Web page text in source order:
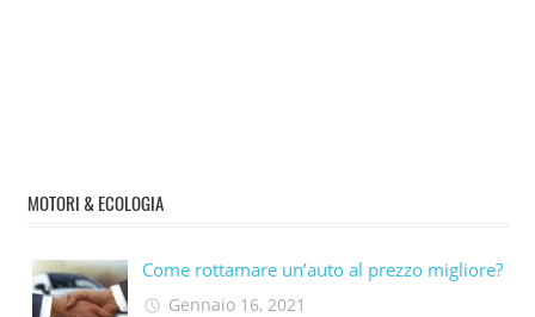
MOTORI & ECOLOGIA
Come rottamare un’auto al prezzo migliore?
Gennaio 16, 2021